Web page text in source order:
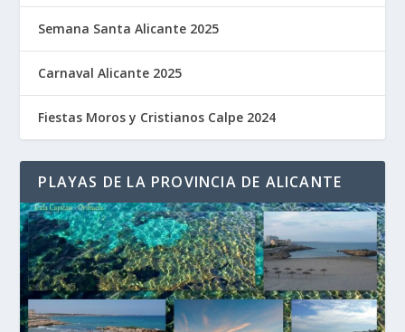
Semana Santa Alicante 2025
Carnaval Alicante 2025
Fiestas Moros y Cristianos Calpe 2024
PLAYAS DE LA PROVINCIA DE ALICANTE